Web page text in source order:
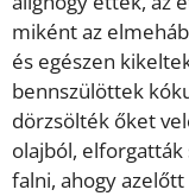
miként az
és egészen
bennszülöttek
dörzsölték őket
olajból,
falni, ahogy